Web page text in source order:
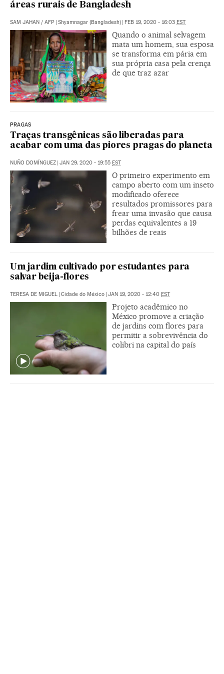
áreas rurais de Bangladesh
SAM JAHAN / AFP | Shyamnagar (Bangladesh) | FEB 19, 2020 - 16:03 EST
Quando o animal selvagem
mata um homem, sua esposa
se transforma em pária em
sua própria casa pela crença
de que traz azar
PRAGAS
Traças transgênicas são liberadas para
acabar com uma das piores pragas do planeta
NUÑO DOMÍNGUEZ | JAN 29, 2020 - 19:55 EST
O primeiro experimento em
campo aberto com um inseto
modificado oferece
resultados promissores para
frear uma invasão que causa
perdas equivalentes a 19
bilhões de reais
Um jardim cultivado por estudantes para
salvar beija-flores
TERESA DE MIGUEL | Cidade do México | JAN 19, 2020 - 12:40 EST
Projeto acadêmico no
México promove a criação
de jardins com flores para
permitir a sobrevivência do
colibri na capital do país